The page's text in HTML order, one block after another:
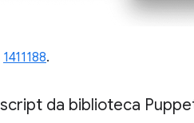
1411188.
da biblioteca